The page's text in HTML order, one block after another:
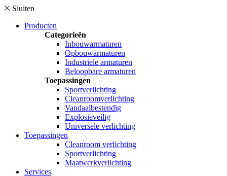
Sluiten
Producten
Categorieën
Inbouwarmaturen
Opbouwarmaturen
Industriele armaturen
Beloopbare armaturen
Toepassingen
Sportverlichting
Cleanroomverlichting
Vandaalbestendig
Explosieveilig
Universele verlichting
Toepassingen
Cleanroom verlichting
Sportverlichting
Maatwerkverlichting
Services